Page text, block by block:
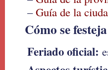
–Guía de la
Cómo se
Feriado oficial: